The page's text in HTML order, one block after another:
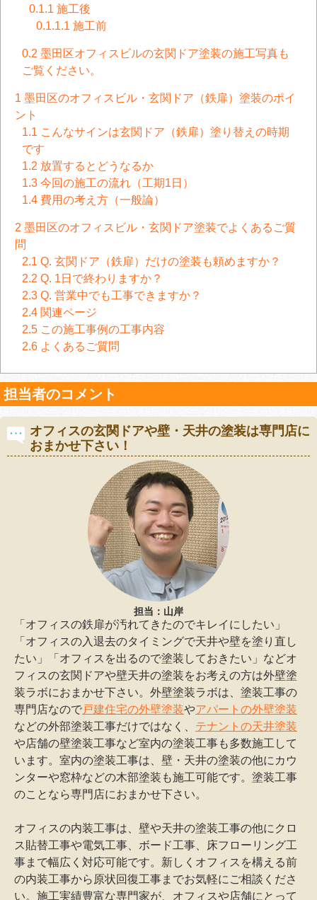
0.1.1 施工後
0.1.1.1 施工前
0.2 墨田区オフィスビルの玄関ドア塗装の施工写真も
ご覧ください。
1 墨田区のオフィスビル・玄関ドア（鉄扉）塗装のポイ
ント
1.1 こんなサインは玄関ドア（鉄扉）塗り替えの時期
です
1.2 放置するとどうなるか
1.3 今回の施工の流れ（工期1日）
1.4 費用の考え方（一般論）
2 墨田区のオフィスビル・玄関ドア塗装でよくあるご質
問
2.1 Q. 玄関ドア（鉄扉）だけの塗装も頼めますか？
2.2 Q. 1日で終わりますか？
2.3 Q. 営業中でも工事できますか？
2.4 関連ページ
2.5 この施工事例の工事内容
2.6 よくあるご質問
担当者のコメント
オフィスの玄関ドアや壁・天井の塗装は専門店に
おまかせ下さい！
担当：山岸
「オフィスの鉄扉が汚れてきたのでキレイにしたい」
「オフィスの入退去のタイミングで天井や壁を塗り直し
たい」「オフィスを出るので塗装しておきたい」などオ
フィスの玄関ドアや壁天井の塗装をお考えの方は外壁塗
装ラボにおまかせ下さい。外壁塗装ラボは、塗装工事の
専門店なので戸建住宅の外壁塗装やアパートの外壁塗装
などの外部塗装工事だけではなく、 テナントの天井塗装
や店舗の壁塗装工事など室内の塗装工事も多数施工して
います。室内の塗装工事は、壁・天井の塗装の他にカウ
ンターや窓枠などの木部塗装も施工可能です。塗装工事
のことなら専門店におまかせ下さい。
オフィスの内装工事は、壁や天井の塗装工事の他にクロ
ス貼替工事や電気工事、ボード工事、床フローリング工
事まで幅広く対応可能です。新しくオフィスを構える前
の内装工事から原状回復工事までお気軽にご相談くださ
い。施工実績豊富な専門家が、オフィスや店舗にとって